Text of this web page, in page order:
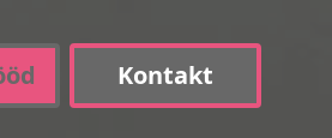
Kontakt